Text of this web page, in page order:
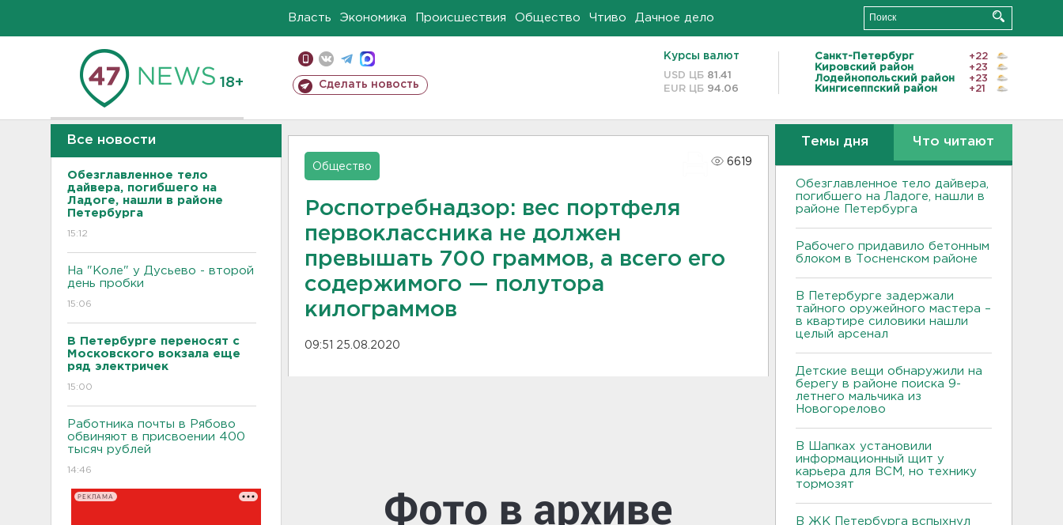
Власть Экономика Происшествия Общество Чтиво Дачное дело
18+ Сделать новость
Курсы валют
USD ЦБ 81.41
EUR ЦБ 94.06
Санкт-Петербург
+22
Кировский район
+23
Лодейнопольский район
+23
Кингисеппский район
+21
Все новости
Обезглавленное тело
дайвера, погибшего на
Ладоге, нашли в районе
Петербурга
15:12
На "Коле" у Дусьево - второй
день пробки
15:06
В Петербурге переносят с
Московского вокзала еще
ряд электричек
15:00
Работника почты в Рябово
обвиняют в присвоении 400
тысяч рублей
14:46
РЕКЛАМА
Общество
6619
Роспотребнадзор: вес портфеля
первоклассника не должен
превышать 700 граммов, а всего его
содержимого — полутора
килограммов
09:51 25.08.2020
Темы дня Что читают
Обезглавленное тело дайвера,
погибшего на Ладоге, нашли в
районе Петербурга
Рабочего придавило бетонным
блоком в Тосненском районе
В Петербурге задержали
тайного оружейного мастера –
в квартире силовики нашли
целый арсенал
Детские вещи обнаружили на
берегу в районе поиска 9-
летнего мальчика из
Новогорелово
В Шапках установили
информационный щит у
карьера для ВСМ, но технику
тормозят
В ЖК Петербурга вспыхнул